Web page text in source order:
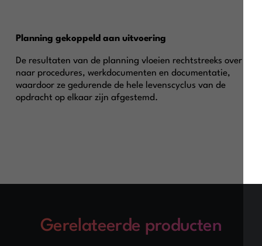
Planning gekoppeld aan uitvoering
De resultaten van de planning vloeien rechtstreeks over
naar procedures, werkdocumenten en documentatie,
waardoor ze gedurende de hele levenscyclus van de
opdracht op elkaar zijn afgestemd.
Gerelateerde producten